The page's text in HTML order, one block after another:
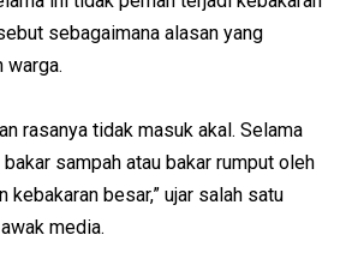
sebagaimana alasan yang
warga.
rasanya tidak masuk akal. Selama
sampah atau bakar rumput oleh
kebakaran besar,” ujar salah satu
media.